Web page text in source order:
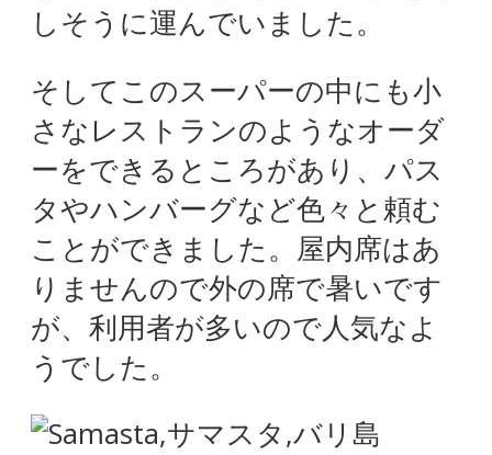
しそうに運んでいました。
そしてこのスーパーの中にも小
さなレストランのようなオーダ
ーをできるところがあり、パス
タやハンバーグなど色々と頼む
ことができました。屋内席はあ
りませんので外の席で暑いです
が、利用者が多いので人気なよ
うでした。